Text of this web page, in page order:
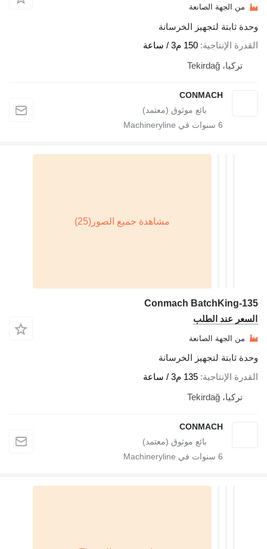
من الجهة الصانعة
وحدة ثابتة لتجهيز الخرسانة
القدرة الإنتاجية 150 م3 / ساعة
تركيا، Tekirdağ
CONMACH
6 سنوات في Machineryline
Conmach BatchKing-135
السعر عند الطلب
من الجهة الصانعة
وحدة ثابتة لتجهيز الخرسانة
القدرة الإنتاجية 135 م3 / ساعة
تركيا، Tekirdağ
CONMACH
6 سنوات في Machineryline